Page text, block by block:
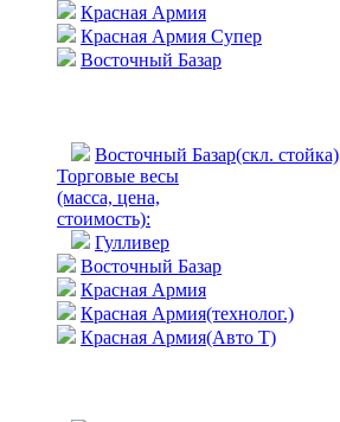
Красная Армия
Красная Армия Супер
Восточный Базар
Восточный Базар(скл. стойка)
Торговые весы
(масса, цена,
стоимость):
Гулливер
Восточный Базар
Красная Армия
Красная Армия(технолог.)
Красная Армия(Авто Т)